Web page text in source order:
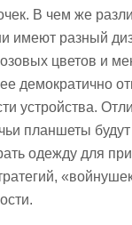
В чем же
имеют разный
цветов и
демократично
устройства.
планшеты
одежду для